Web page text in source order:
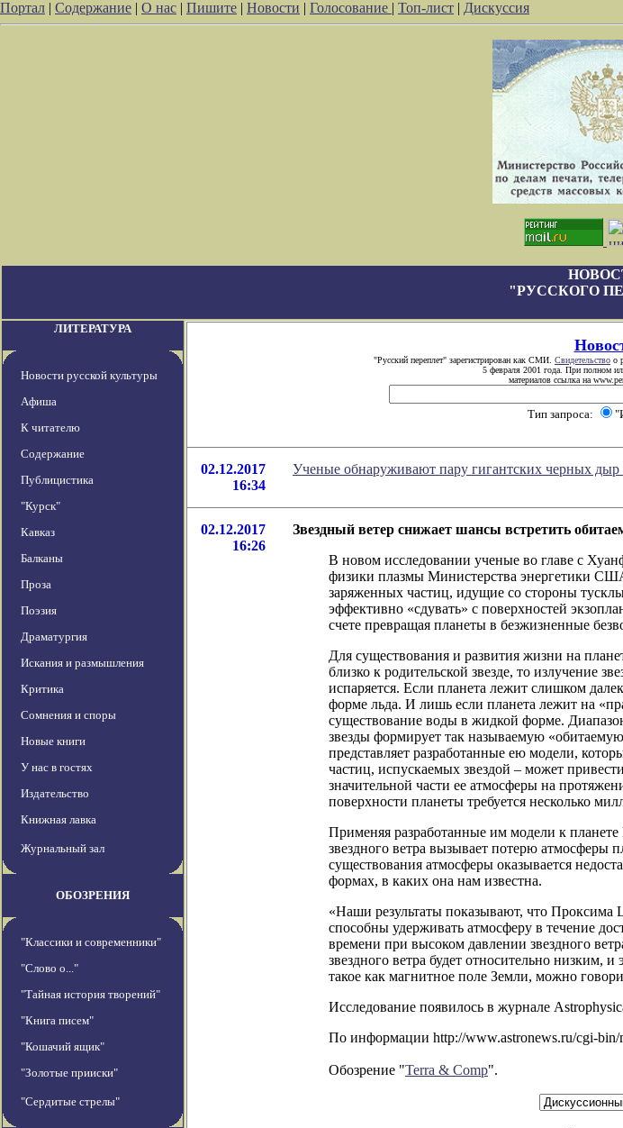
Портал | Содержание | О нас | Пишите | Новости | Голосование | Топ-лист | Дискуссия
"РУССКОГО
ЛИТЕРАТУРА
Новости русской культуры
Афиша
К читателю
Содержание
Публицистика
"Курск"
Кавказ
Балканы
Проза
Поэзия
Драматургия
Искания и размышления
Критика
Сомнения и споры
Новые книги
У нас в гостях
Издательство
Книжная лавка
Журнальный зал
ОБОЗРЕНИЯ
"Классики и современники"
"Слово о..."
"Тайная история творений"
"Книга писем"
"Кошачий ящик"
"Золотые прииски"
"Сердитые стрелы"
"Русский переплет" зарегистрирован как СМИ. Свидетельство о
5 февраля 2001 года. При полном
материалов ссылка на
Тип запроса:
02.12.2017
16:34
Ученые обнаруживают пару гигантских черных дыр
02.12.2017
16:26
Звездный ветер снижает шансы встретить
В новом исследовании ученые во главе с
физики плазмы Министерства энергетики
заряженных частиц, идущие со стороны
эффективно «сдувать» с поверхностей
счете превращая планеты в безжизненные
Для существования и развития жизни на
близко к родительской звезде, то излучение
испаряется. Если планета лежит слишком
форме льда. И лишь если планета лежит на
существование воды в жидкой форме.
звезды формирует так называемую
представляет разработанные ею модели,
частиц, испускаемых звездой – может
значительной части ее атмосферы на
поверхности планеты требуется несколько
Применяя разработанные им модели к
звездного ветра вызывает потерю атмосферы
существования атмосферы оказывается
формах, в каких она нам известна.
«Наши результаты показывают, что
способны удерживать атмосферу в течение
времени при высоком давлении звездного
звездного ветра будет относительно низким,
такое как магнитное поле Земли, можно
Исследование появилось в журнале
По информации http://www.astronews.ru/cgi-bin/
Обозрение "Terra & Comp".